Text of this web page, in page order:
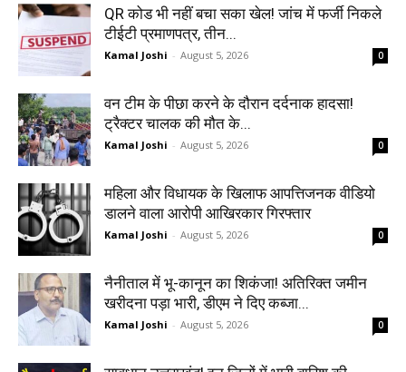
QR कोड भी नहीं बचा सका खेल! जांच में फर्जी निकले
टीईटी प्रमाणपत्र, तीन...
Kamal Joshi - August 5, 2026 0
वन टीम के पीछा करने के दौरान दर्दनाक हादसा!
ट्रैक्टर चालक की मौत के...
Kamal Joshi - August 5, 2026 0
महिला और विधायक के खिलाफ आपत्तिजनक वीडियो
डालने वाला आरोपी आखिरकार गिरफ्तार
Kamal Joshi - August 5, 2026 0
नैनीताल में भू-कानून का शिकंजा! अतिरिक्त जमीन
खरीदना पड़ा भारी, डीएम ने दिए कब्जा...
Kamal Joshi - August 5, 2026 0